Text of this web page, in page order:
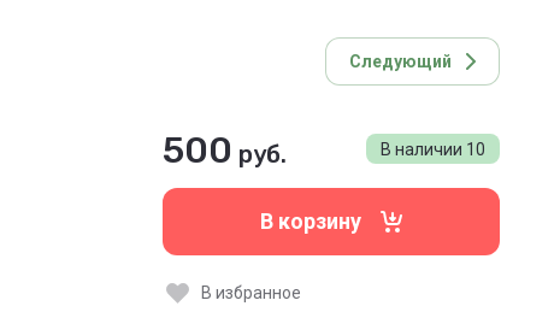
Следующий
В наличии 10
500 руб.
В корзину
В избранное